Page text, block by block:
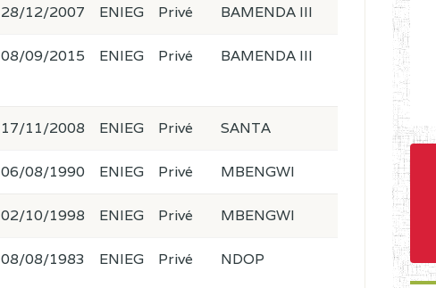
28/12/2007 ENIEG Privé BAMENDA III
08/09/2015 ENIEG Privé BAMENDA III
17/11/2008 ENIEG Privé SANTA
06/08/1990 ENIEG Privé MBENGWI
02/10/1998 ENIEG Privé MBENGWI
08/08/1983 ENIEG Privé NDOP